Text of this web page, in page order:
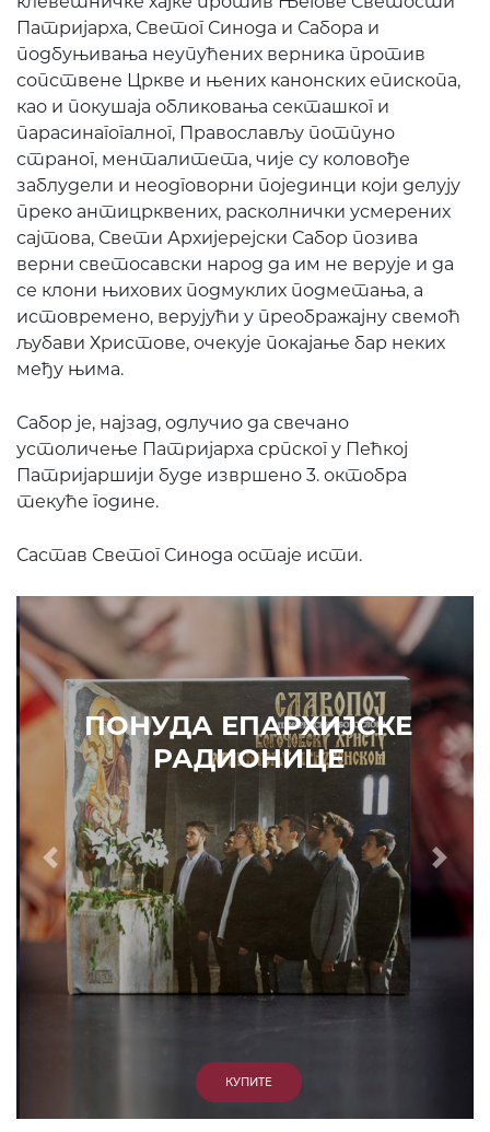
Патријарха, Светог Синода и Сабора и
подбуњивања неупућених верника против
сопствене Цркве и њених канонских епископа,
као и покушаја обликовања секташког и
парасинагогалног, Православљу потпуно
страног, менталитета, чије су коловође
заблудели и неодговорни појединци који делују
преко антицрквених, расколнички усмерених
сајтова, Свети Архијерејски Сабор позива
верни светосавски народ да им не верује и да
се клони њихових подмуклих подметања, а
истовремено, верујући у преображајну свемоћ
љубави Христове, очекује покајање бар неких
међу њима.
Сабор је, најзад, одлучио да свечано
устоличење Патријарха српског у Пећкој
Патријаршији буде извршено 3. октобра
текуће године.
Састав Светог Синода остаје исти.
ПОНУДА ЕПАРХИЈСКЕ
РАДИОНИЦЕ
КУПИТЕ
Prethodni